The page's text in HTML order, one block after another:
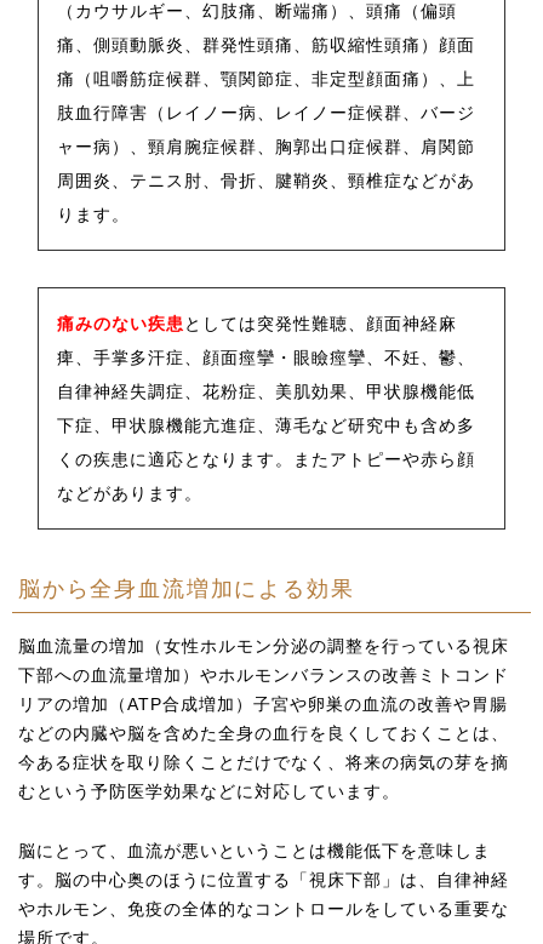
（カウサルギー、幻肢痛、断端痛）、頭痛（偏頭
痛、側頭動脈炎、群発性頭痛、筋収縮性頭痛）顔面
痛（咀嚼筋症候群、顎関節症、非定型顔面痛）、上
肢血行障害（レイノー病、レイノー症候群、バージ
ャー病）、頸肩腕症候群、胸郭出口症候群、肩関節
周囲炎、テニス肘、骨折、腱鞘炎、頸椎症などがあ
ります。
痛みのない疾患としては突発性難聴、顔面神経麻
痺、手掌多汗症、顔面痙攣・眼瞼痙攣、不妊、鬱、
自律神経失調症、花粉症、美肌効果、甲状腺機能低
下症、甲状腺機能亢進症、薄毛など研究中も含め多
くの疾患に適応となります。またアトピーや赤ら顔
などがあります。
脳から全身血流増加による効果
脳血流量の増加（女性ホルモン分泌の調整を行っている視床
下部への血流量増加）やホルモンバランスの改善ミトコンド
リアの増加（ATP合成増加）子宮や卵巣の血流の改善や胃腸
などの内臓や脳を含めた全身の血行を良くしておくことは、
今ある症状を取り除くことだけでなく、将来の病気の芽を摘
むという予防医学効果などに対応しています。
脳にとって、血流が悪いということは機能低下を意味しま
す。脳の中心奥のほうに位置する「視床下部」は、自律神経
やホルモン、免疫の全体的なコントロールをしている重要な
場所です。